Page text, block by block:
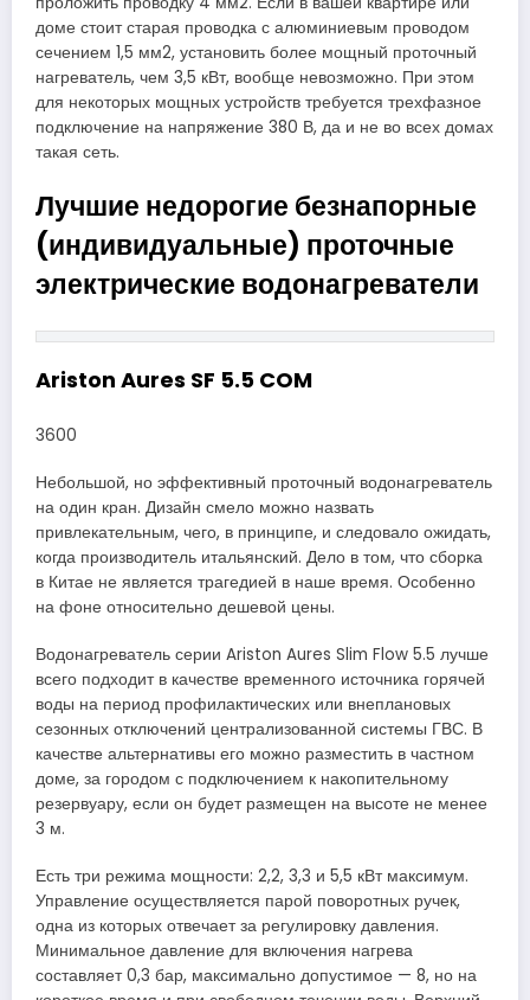
доме стоит старая проводка с алюминиевым проводом
сечением 1,5 мм2, установить более мощный проточный
нагреватель, чем 3,5 кВт, вообще невозможно. При этом
для некоторых мощных устройств требуется трехфазное
подключение на напряжение 380 В, да и не во всех домах
такая сеть.
Лучшие недорогие безнапорные
(индивидуальные) проточные
электрические водонагреватели
Ariston Aures SF 5.5 COM
3600
Небольшой, но эффективный проточный водонагреватель
на один кран. Дизайн смело можно назвать
привлекательным, чего, в принципе, и следовало ожидать,
когда производитель итальянский. Дело в том, что сборка
в Китае не является трагедией в наше время. Особенно
на фоне относительно дешевой цены.
Водонагреватель серии Ariston Aures Slim Flow 5.5 лучше
всего подходит в качестве временного источника горячей
воды на период профилактических или внеплановых
сезонных отключений централизованной системы ГВС. В
качестве альтернативы его можно разместить в частном
доме, за городом с подключением к накопительному
резервуару, если он будет размещен на высоте не менее
3 м.
Есть три режима мощности: 2,2, 3,3 и 5,5 кВт максимум.
Управление осуществляется парой поворотных ручек,
одна из которых отвечает за регулировку давления.
Минимальное давление для включения нагрева
составляет 0,3 бар, максимально допустимое — 8, но на